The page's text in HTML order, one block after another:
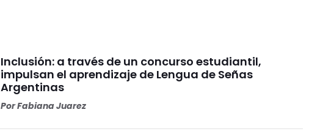
Inclusión: a través de un concurso estudiantil,
impulsan el aprendizaje de Lengua de Señas
Argentinas
PorFabiana Juarez